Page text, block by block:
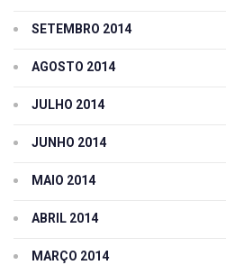
SETEMBRO 2014
AGOSTO 2014
JULHO 2014
JUNHO 2014
MAIO 2014
ABRIL 2014
MARÇO 2014